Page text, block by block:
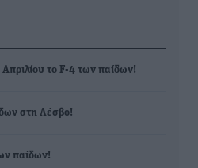
το F-4 των παίδων!
στη Λέσβο!
παίδων!